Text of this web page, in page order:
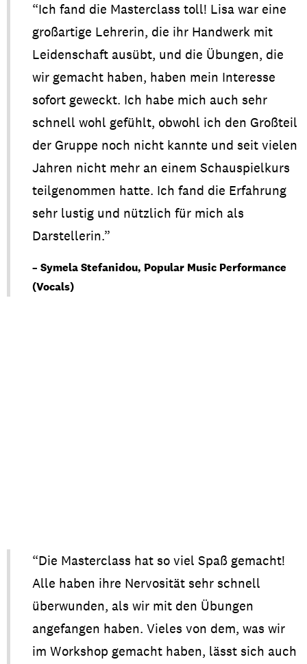
“Ich fand die Masterclass toll! Lisa war eine
großartige Lehrerin, die ihr Handwerk mit
Leidenschaft ausübt, und die Übungen, die
wir gemacht haben, haben mein Interesse
sofort geweckt. Ich habe mich auch sehr
schnell wohl gefühlt, obwohl ich den Großteil
der Gruppe noch nicht kannte und seit vielen
Jahren nicht mehr an einem Schauspielkurs
teilgenommen hatte. Ich fand die Erfahrung
sehr lustig und nützlich für mich als
Darstellerin.”
– Symela Stefanidou, Popular Music Performance
(Vocals)
“Die Masterclass hat so viel Spaß gemacht!
Alle haben ihre Nervosität sehr schnell
überwunden, als wir mit den Übungen
angefangen haben. Vieles von dem, was wir
im Workshop gemacht haben, lässt sich auch